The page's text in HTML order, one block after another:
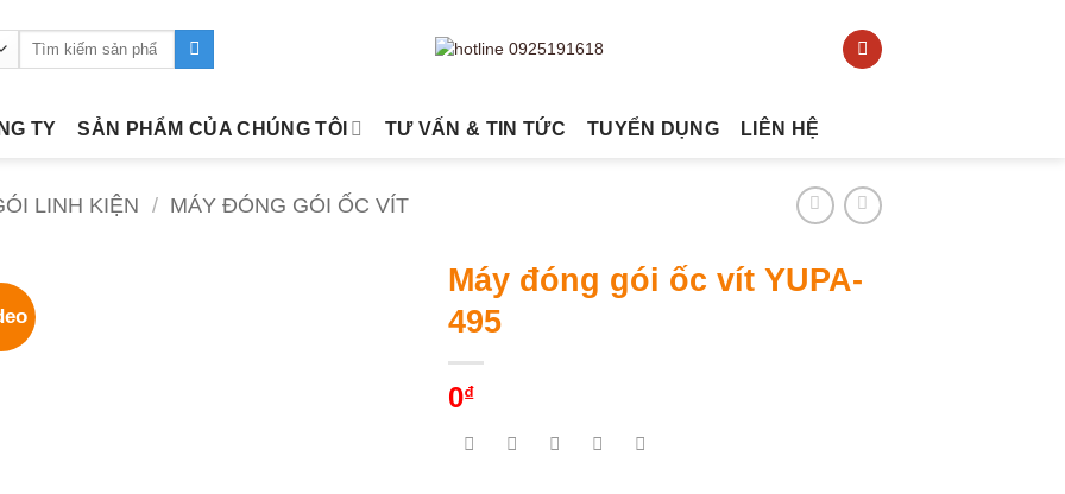
Tìm
TY SẢN PHẨM CỦA CHÚNG TÔI TƯ VẤN & TIN TỨC TUYỂN DỤNG LIÊN HỆ
LINH KIỆN / MÁY ĐÓNG GÓI ỐC VÍT
Máy đóng gói ốc vít YUPA-
495
0₫